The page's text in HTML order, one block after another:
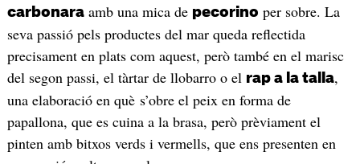
carbonaraamb una mica de pecorino per sobre. La
seva passió pels productes del mar queda reflectida
precisament en plats com aquest, però també en el marisc
del segon passi, el tàrtar de llobarro o el rap a la talla,
una elaboració en què s’obre el peix en forma de
papallona, que es cuina a la brasa, però prèviament el
pinten amb bitxos verds i vermells, que ens presenten en